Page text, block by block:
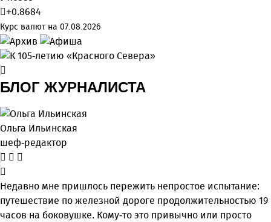
+0.8684
Курс валют на 07.08.2026
БЛОГ ЖУРНАЛИСТА
Ольга Ильинская
шеф-редактор
Недавно мне пришлось пережить непростое испытание:
путешествие по железной дороге продолжительностью 19
часов на боковушке. Кому-то это привычно или просто